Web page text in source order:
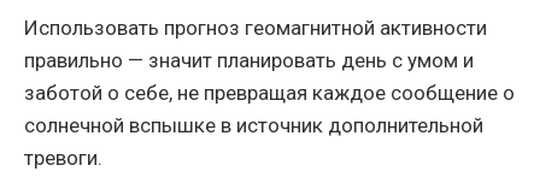
Использовать прогноз геомагнитной активности
правильно — значит планировать день с умом и
заботой о себе, не превращая каждое сообщение о
солнечной вспышке в источник дополнительной
тревоги.